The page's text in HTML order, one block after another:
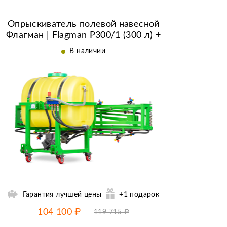
Опрыскиватель полевой навесной
Флагман | Flagman P300/1 (300 л) +
(кардан 85см/6х6/со сваркой)
В наличии
Гарантия лучшей цены +1 подарок
-15% от цены до07.08
104 100 ₽ 119 715 ₽